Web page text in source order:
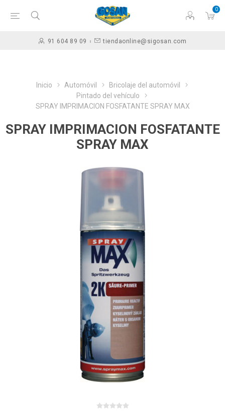
0
91 604 89 09 tiendaonline@sigosan.com
Inicio Automóvil
Bricolaje del automóvil
Pintado del vehículo
SPRAY IMPRIMACION FOSFATANTE SPRAY MAX
SPRAY IMPRIMACION FOSFATANTE
SPRAY MAX